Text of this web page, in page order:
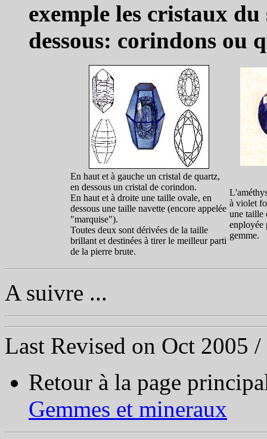
exemple les cristaux
dessous: corindons ou
En haut et à gauche un cristal de quartz,
en dessous un cristal de corindon.
En haut et à droite une taille ovale, en
dessous une taille navette (encore appelée
"marquise").
Toutes deux sont dérivées de la taille
brillant et destinées à tirer le meilleur parti
de la pierre brute.
à violet
une taille
enployée
gemme.
A suivre ...
Last Revised on Oct 2005
Retour à la page
Gemmes et mineraux